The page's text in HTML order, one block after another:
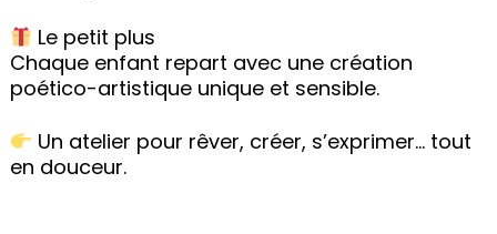
Le petit plus
Chaque enfant repart avec une création
poético-artistique unique et sensible.
Un atelier pour rêver, créer, s’exprimer… tout
en douceur.